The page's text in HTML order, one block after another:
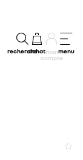
rechercheachatmon
compte
menu